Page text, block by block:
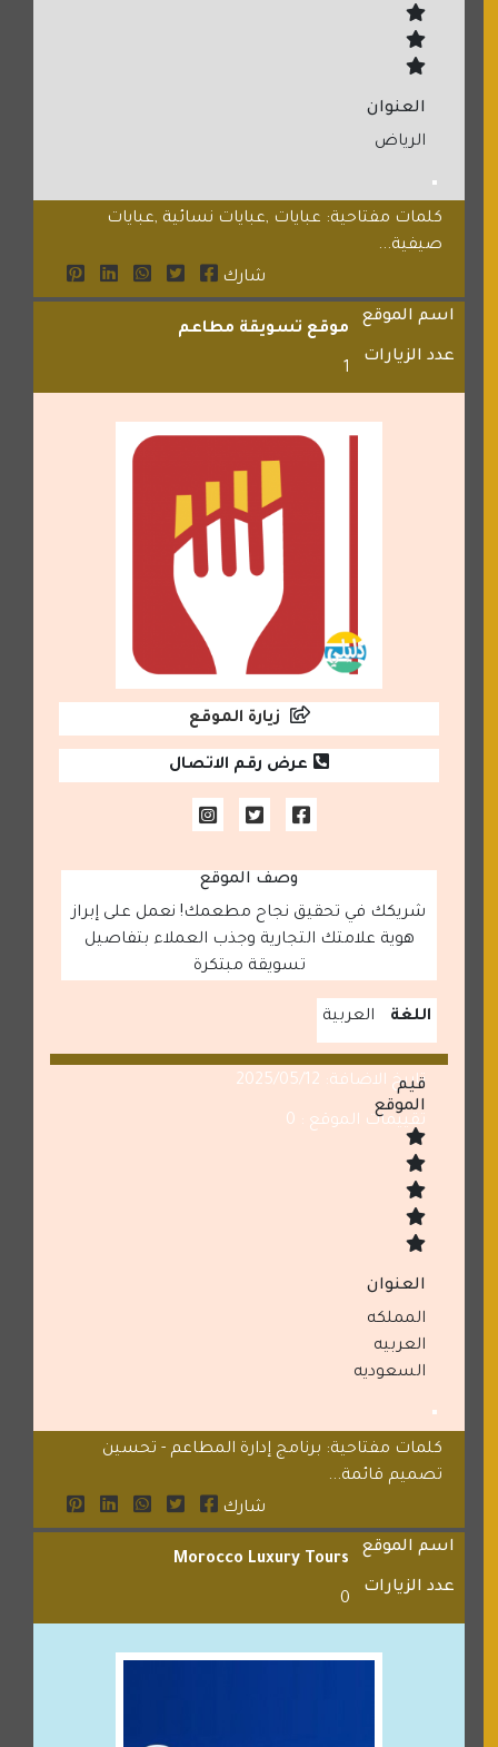
العنوان
الرياض
كلمات مفتاحية: عبايات ,عبايات نسائية ,عبايات
صيفية...
شارك
اسم الموقع
موقع تسويقة مطاعم
عدد الزيارات
1
زيارة الموقع
عرض رقم الاتصال
وصف الموقع
شريكك في تحقيق نجاح مطعمك! نعمل على إبراز
هوية علامتك التجارية وجذب العملاء بتفاصيل
تسويقة مبتكرة
اللغة العربية
تاريخ الاضافة: 2025/05/12
تقييمات الموقع : 0
قيم
الموقع
العنوان
المملكه
العربيه
السعوديه
كلمات مفتاحية: برنامج إدارة المطاعم - تحسين
تصميم قائمة...
شارك
اسم الموقع
Morocco Luxury Tours
عدد الزيارات
0